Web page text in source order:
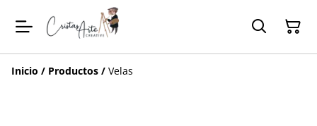
Inicio / Productos / Velas